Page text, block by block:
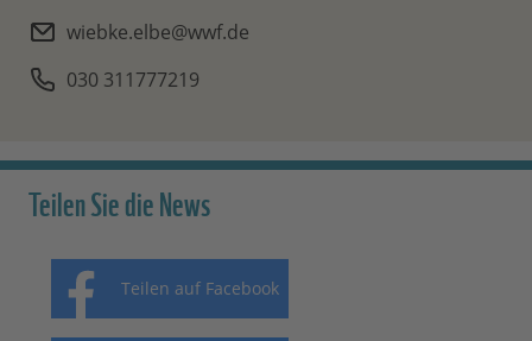
wiebke.elbe@wwf.de
030 311777219
Teilen Sie die News
Teilen auf Facebook